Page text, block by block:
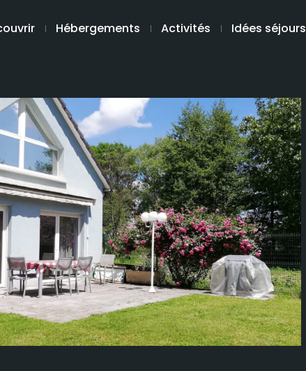
Hébergements Activités Idées séjours